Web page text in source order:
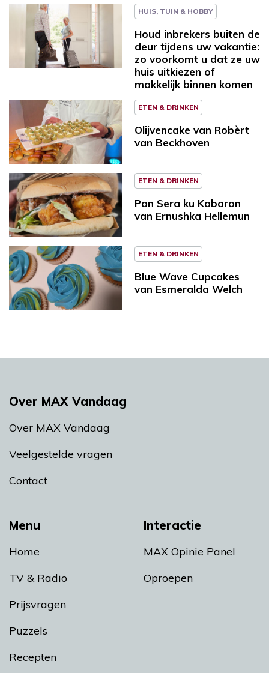
HUIS, TUIN & HOBBY
Houd inbrekers buiten de
deur tijdens uw vakantie:
zo voorkomt u dat ze uw
huis uitkiezen of
makkelijk binnen komen
ETEN & DRINKEN
Olijvencake van Robèrt
van Beckhoven
ETEN & DRINKEN
Pan Sera ku Kabaron
van Ernushka Hellemun
ETEN & DRINKEN
Blue Wave Cupcakes
van Esmeralda Welch
Menu
Home
TV & Radio
Prijsvragen
Puzzels
Recepten
Interactie
MAX Opinie Panel
Oproepen
Over MAX Vandaag
Over MAX Vandaag
Veelgestelde vragen
Contact